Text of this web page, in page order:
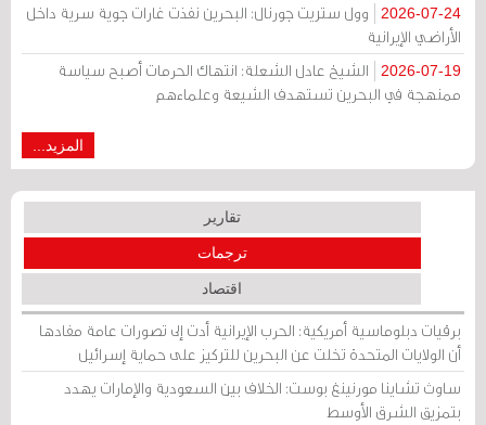
2026-07-24
وول ستريت جورنال: البحرين نفذت غارات جوية سرية داخل
الأراضي الإيرانية
2026-07-19
الشيخ عادل الشعلة: انتهاك الحرمات أصبح سياسة
ممنهجة في البحرين تستهدف الشيعة وعلماءهم
المزيد...
تقارير
ترجمات
اقتصاد
برقيات دبلوماسية أمريكية: الحرب الإيرانية أدت إلى تصورات عامة مفادها
أن الولايات المتحدة تخلت عن البحرين للتركيز على حماية إسرائيل
ساوث تشاينا مورنينغ بوست: الخلاف بين السعودية والإمارات يهدد
بتمزيق الشرق الأوسط